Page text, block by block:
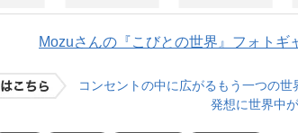
Mozuさんの『こびとの世界』フォトギ
コンセントの中に広がるもう一つの
発想に世界中